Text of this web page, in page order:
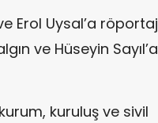
Erol Uysal’a röportaj
ve Hüseyin Sayıl’a
kuruluş ve sivil